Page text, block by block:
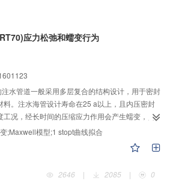
、齿轮传动比参数与导引功能特性的双向映射
模块尺寸参数的方法，以确保求解机构满足预期
料产品加工生产线中要求实现手抓短暂平移导
出几何标志之间的相似变换方法，得到满足工
置参数，对设计结果的验证表明了提出的广义
应力松弛和蠕变行为
水管道一般采用多层复合的结构设计，用于密封
。注水海管设计寿命在25 a以上，且内压密封
工况，经长时间的压缩应力作用会产生蠕变，同
应变经历较长时间也会发生应力松弛。因此，
力应变下的蠕变和应力松弛行为规律对于评估注
役行为具有重要意义。针对某海上油田开发项目
于油田海管工程注水复合软管道内压密封层的特
通过对聚乙烯试样进行75、85、95 ℃、恒定应
;Maxwell模型;1 stopt曲线拟合
2646
| 2085 | 0